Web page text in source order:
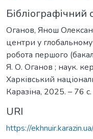
Бібліографічний
Оганов, Янош
центри у глобальному
робота першого
Я. О. Оганов ; наук.
Харківський
Каразіна, 2025. – 76 с.
URI
https://